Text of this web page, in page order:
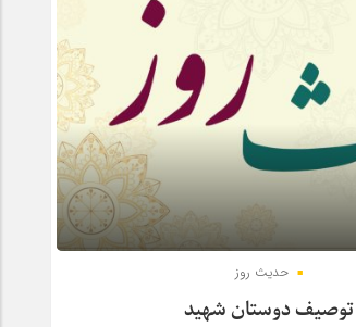
حدیث روز
توصیف دوستان شهید